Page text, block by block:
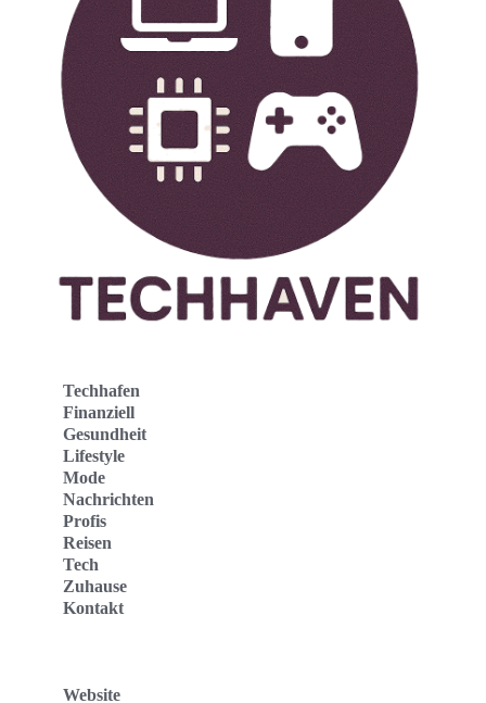
Techhafen
Finanziell
Gesundheit
Lifestyle
Mode
Nachrichten
Profis
Reisen
Tech
Zuhause
Kontakt
Website